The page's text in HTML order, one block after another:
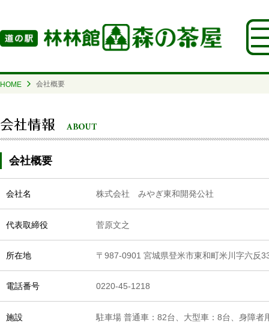
HOME 会社概要
会社概要
会社名 株式会社 みやぎ東和開発公社
代表取締役 菅原文之
所在地 〒987-0901 宮城県登米市東和町米川字六反
電話番号 0220-45-1218
施設
駐車場 普通車：82台、大型車：8台、身障者